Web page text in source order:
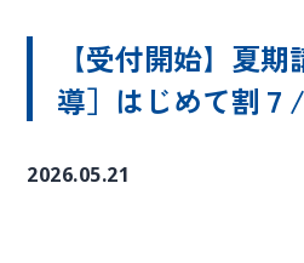
【受付開始】夏
導］はじめて割７
2026.05.21